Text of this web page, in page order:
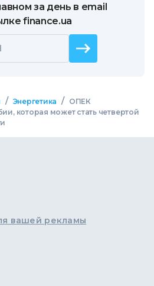
за день в email
finance.ua
/ Энергетика /
ОПЕК
которая может стать четвертой
вашей рекламы